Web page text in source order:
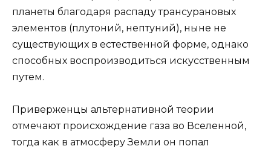
планеты благодаря распаду трансурановых
элементов (плутоний, нептуний), ныне не
существующих в естественной форме, однако
способных воспроизводиться искусственным
путем.
Приверженцы альтернативной теории
отмечают происхождение газа во Вселенной,
тогда как в атмосферу Земли он попал